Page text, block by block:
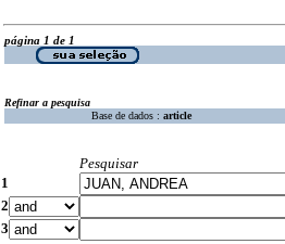
página 1 de 1
Refinar a pesquisa
Base de dados : article
Pesquisar
1
2
3